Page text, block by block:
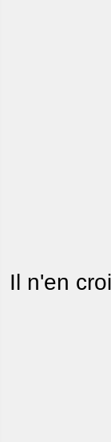
Il n'en